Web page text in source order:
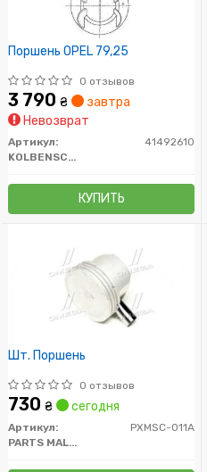
Поршень OPEL 79,25
0 отзывов
3 790 ₴
завтра
Невозврат
Артикул:
41492610
KOLBENSCHMIDT
КУПИТЬ
Шт. Поршень
0 отзывов
730 ₴ сегодня
Артикул:
PXMSC-011A
PARTS MALL (PMC)